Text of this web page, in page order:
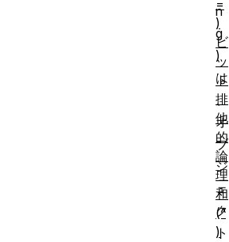
n
g
)
は
、
オ
ブ
ジ
ェ
ク
ト
=
)
ビ
ッ
ト
排
他
的
論
理
和
(^
)